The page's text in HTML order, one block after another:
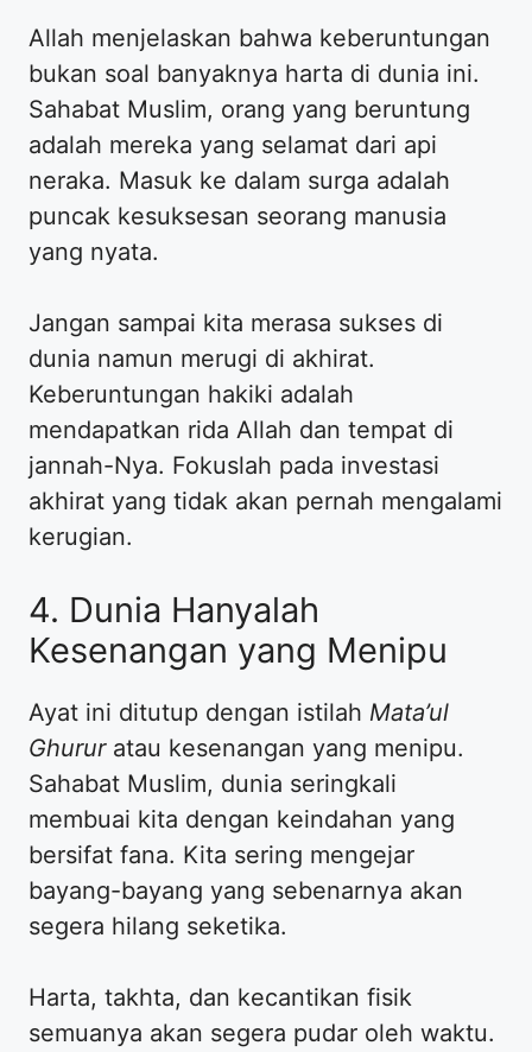
Allah menjelaskan bahwa keberuntungan
bukan soal banyaknya harta di dunia ini.
Sahabat Muslim, orang yang beruntung
adalah mereka yang selamat dari api
neraka. Masuk ke dalam surga adalah
puncak kesuksesan seorang manusia
yang nyata.
Jangan sampai kita merasa sukses di
dunia namun merugi di akhirat.
Keberuntungan hakiki adalah
mendapatkan rida Allah dan tempat di
jannah-Nya. Fokuslah pada investasi
akhirat yang tidak akan pernah mengalami
kerugian.
4. Dunia Hanyalah
Kesenangan yang Menipu
Ayat ini ditutup dengan istilah Mata’ul
Ghururatau kesenangan yang menipu.
Sahabat Muslim, dunia seringkali
membuai kita dengan keindahan yang
bersifat fana. Kita sering mengejar
bayang-bayang yang sebenarnya akan
segera hilang seketika.
Harta, takhta, dan kecantikan fisik
semuanya akan segera pudar oleh waktu.